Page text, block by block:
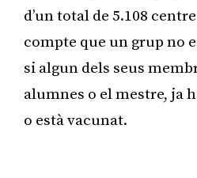
d’un total de 5.108
compte que un grup no
si algun dels seus
alumnes o el mestre, ja
o està vacunat.